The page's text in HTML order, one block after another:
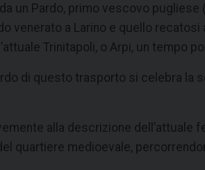
un Pardo, primo vescovo
venerato a Larino e quello
Trinitapoli, o Arpi, un tempo
di questo trasporto si celebra la
alla descrizione dell’attuale
quartiere medioevale,